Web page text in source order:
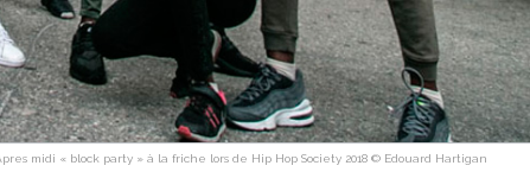
midi « block party » à la friche lors de Hip Hop Society 2018 © Edouard Hartigan